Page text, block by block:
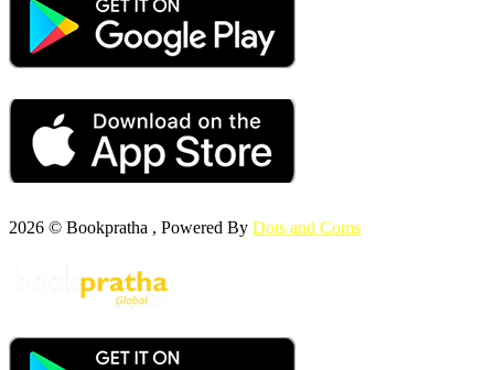
2026 © Bookpratha , Powered By Dots and Coms